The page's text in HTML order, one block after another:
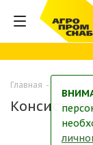
Главная -